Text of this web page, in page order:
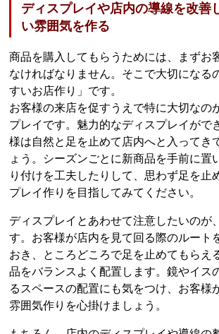
ディスプレイや店内の導線を改善
い雰囲気を作る
商品を購入してもらうためには、まずお
なければなりません。そこで大切になる
すいお店作り」です。
お客様の来店を促すうえで特に大切なの
プレイです。魅力的なディスプレイがで
様は自然と足を止めて店内へと入ってき
ょう。シーズンごとに新商品を手前に置
り付けを工夫したりして、思わず足を止
プレイ作りを目指してみてください。
ディスプレイとあわせて注意したいのが
す。お客様が店内を見て回る際のルート
おき、ところどころで足を止めてもらえ
品をバランスよく配置します。鏡やイス
るスペースの配置にも気をつけ、お客様
雰囲気作りを心掛けましょう。